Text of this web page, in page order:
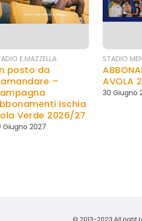
E.MAZZELLA
posto da
–
Ischia
Verde 2026/27
Giugno 2027
STADIO
AVOLA
30 Giugno